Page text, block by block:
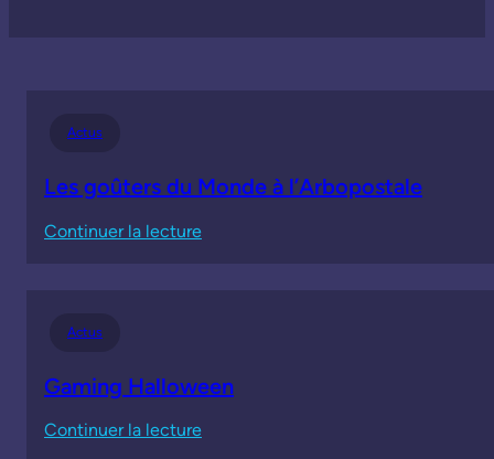
Actus
Les goûters du Monde à l’Arbopostale
Continuer la lecture:
à
Actus
Gaming Halloween
Continuer la lecture: